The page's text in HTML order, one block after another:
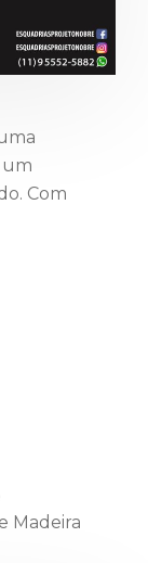
um
Com
Madeira